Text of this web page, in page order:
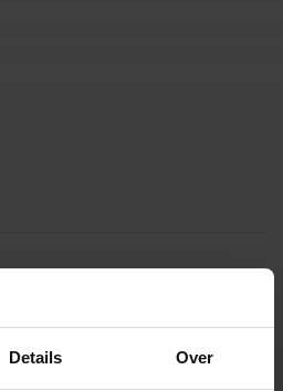
Details Over